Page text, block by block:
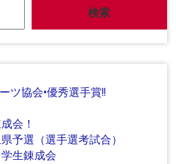
検索
ツ協会•優秀選手賞!!
会！
予選（選手選考試合）
生錬成会